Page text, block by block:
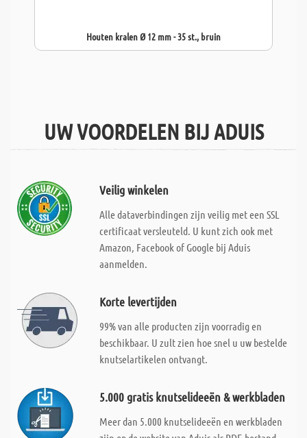
Houten kralen Ø 12 mm - 35 st., bruin
UW VOORDELEN BIJ ADUIS
Veilig winkelen
Alle dataverbindingen zijn veilig met een SSL
certificaat versleuteld. U kunt zich ook met
Amazon, Facebook of Google bij Aduis
aanmelden.
Korte levertijden
99% van alle producten zijn voorradig en
beschikbaar. U zult zien hoe snel u uw bestelde
knutselartikelen ontvangt.
5.000 gratis knutselideeën & werkbladen
Meer dan 5.000 knutselideeën en werkbladen